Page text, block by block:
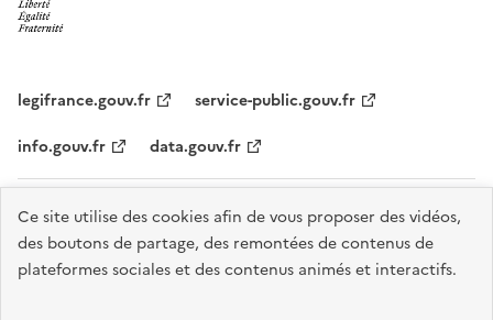
Ce site utilise des cookies afin de vous proposer des vidéos,
des boutons de partage, des remontées de contenus de
plateformes sociales et des contenus animés et interactifs.
legifrance.gouv.fr
service-public.gouv.fr
info.gouv.fr
data.gouv.fr
Plan du site Données personnelles et cookies
Accessibilité :
partiellement conforme
Mentions légales Gestion des cookies